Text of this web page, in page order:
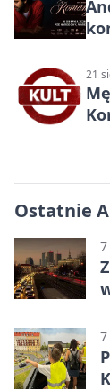
21
Ostatnie